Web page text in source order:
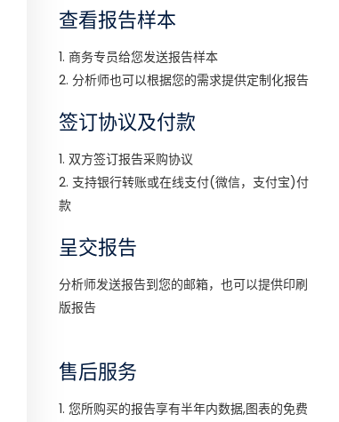
查看报告样本
1. 商务专员给您发送报告样本
2. 分析师也可以根据您的需求提供定制化报告
签订协议及付款
1. 双方签订报告采购协议
2. 支持银行转账或在线支付(微信，支付宝)付
款
呈交报告
分析师发送报告到您的邮箱，也可以提供印刷
版报告
售后服务
1. 您所购买的报告享有半年内数据,图表的免费